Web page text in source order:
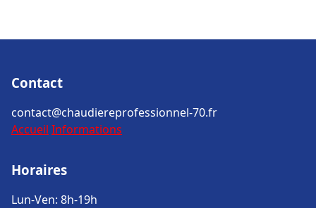
Contact
contact@chaudiereprofessionnel-70.fr
Accueil Informations
Horaires
Lun-Ven: 8h-19h